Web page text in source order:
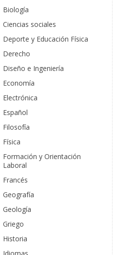
Biología
Ciencias sociales
Deporte y Educación Física
Derecho
Diseño e Ingeniería
Economía
Electrónica
Español
Filosofía
Física
Formación y Orientación
Laboral
Francés
Geografía
Geología
Griego
Historia